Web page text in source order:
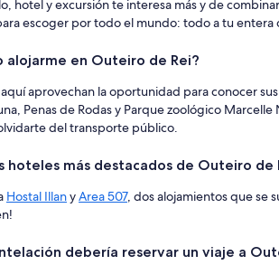
hotel y excursión te interesa más y de
escoger por todo el mundo: todo a tu entera
alojarme en Outeiro de Rei?
aprovechan la oportunidad para conocer
Penas de Rodas y Parque zoológico
del transporte público.
hoteles más destacados de Outeiro de
Hostal IllanyArea 507, dos alojamientos que se
debería reservar un viaje a